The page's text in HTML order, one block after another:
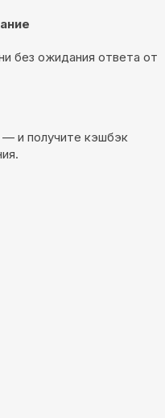
без ожидания ответа от
— и получите кэшбэк